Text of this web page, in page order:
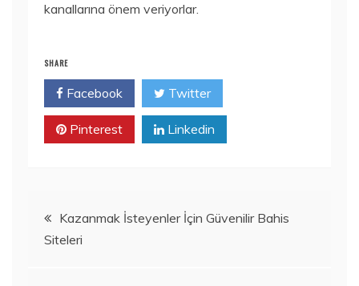
kanallarına önem veriyorlar.
SHARE
Facebook Twitter
Pinterest Linkedin
Yazı
gezinmesi
Kazanmak İsteyenler İçin Güvenilir Bahis
Siteleri